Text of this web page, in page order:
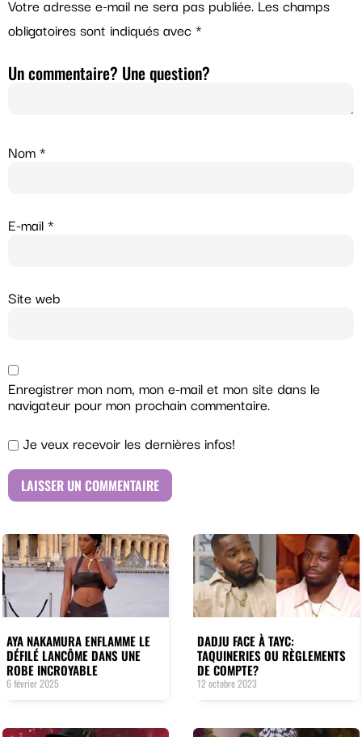
Votre adresse e-mail ne sera pas publiée. Les champs
obligatoires sont indiqués avec*
Un commentaire? Une question?
Nom*
E-mail*
Site web
Enregistrer mon nom, mon e-mail et mon site dans le
navigateur pour mon prochain commentaire.
Je veux recevoir les dernières infos!
AYA NAKAMURA ENFLAMME LE
DÉFILÉ LANCÔME DANS UNE
ROBE INCROYABLE
6 février 2025
DADJU FACE À TAYC:
TAQUINERIES OU RÈGLEMENTS
DE COMPTE?
12 octobre 2023